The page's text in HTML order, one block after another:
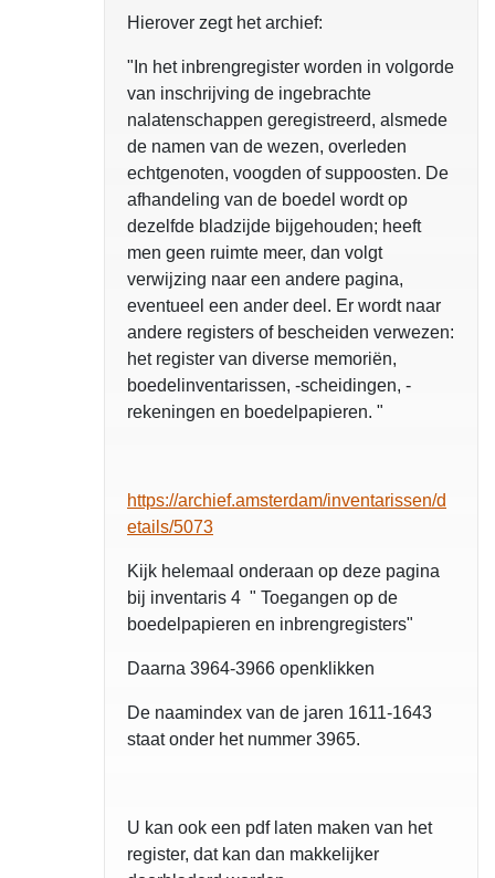
Hierover zegt het archief:
"In het inbrengregister worden in volgorde
van inschrijving de ingebrachte
nalatenschappen geregistreerd, alsmede
de namen van de wezen, overleden
echtgenoten, voogden of suppoosten. De
afhandeling van de boedel wordt op
dezelfde bladzijde bijgehouden; heeft
men geen ruimte meer, dan volgt
verwijzing naar een andere pagina,
eventueel een ander deel. Er wordt naar
andere registers of bescheiden verwezen:
het register van diverse memoriën,
boedelinventarissen, -scheidingen, -
rekeningen en boedelpapieren. "
https://archief.amsterdam/inventarissen/d
etails/5073
Kijk helemaal onderaan op deze pagina
bij inventaris 4 " Toegangen op de
boedelpapieren en inbrengregisters"
Daarna 3964-3966 openklikken
De naamindex van de jaren 1611-1643
staat onder het nummer 3965.
U kan ook een pdf laten maken van het
register, dat kan dan makkelijker